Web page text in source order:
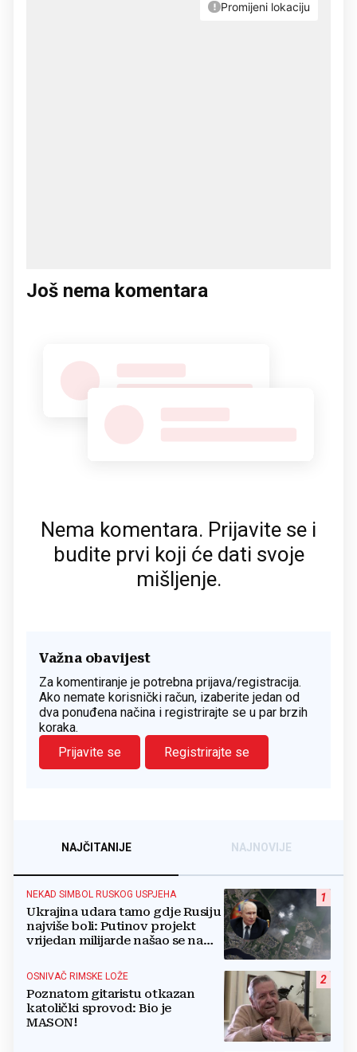
Još nema komentara
Nema komentara. Prijavite se i
budite prvi koji će dati svoje
mišljenje.
Važna obavijest
Za komentiranje je potrebna prijava/registracija.
Ako nemate korisnički račun, izaberite jedan od
dva ponuđena načina i registrirajte se u par brzih
koraka.
Prijavite se
Registrirajte se
NAJČITANIJE NAJNOVIJE
1
NEKAD SIMBOL RUSKOG USPJEHA
Ukrajina udara tamo gdje Rusiju
najviše boli: Putinov projekt
vrijedan milijarde našao se na
2
OSNIVAČ RIMSKE LOŽE
Poznatom gitaristu otkazan
katolički sprovod: Bio je
MASON!